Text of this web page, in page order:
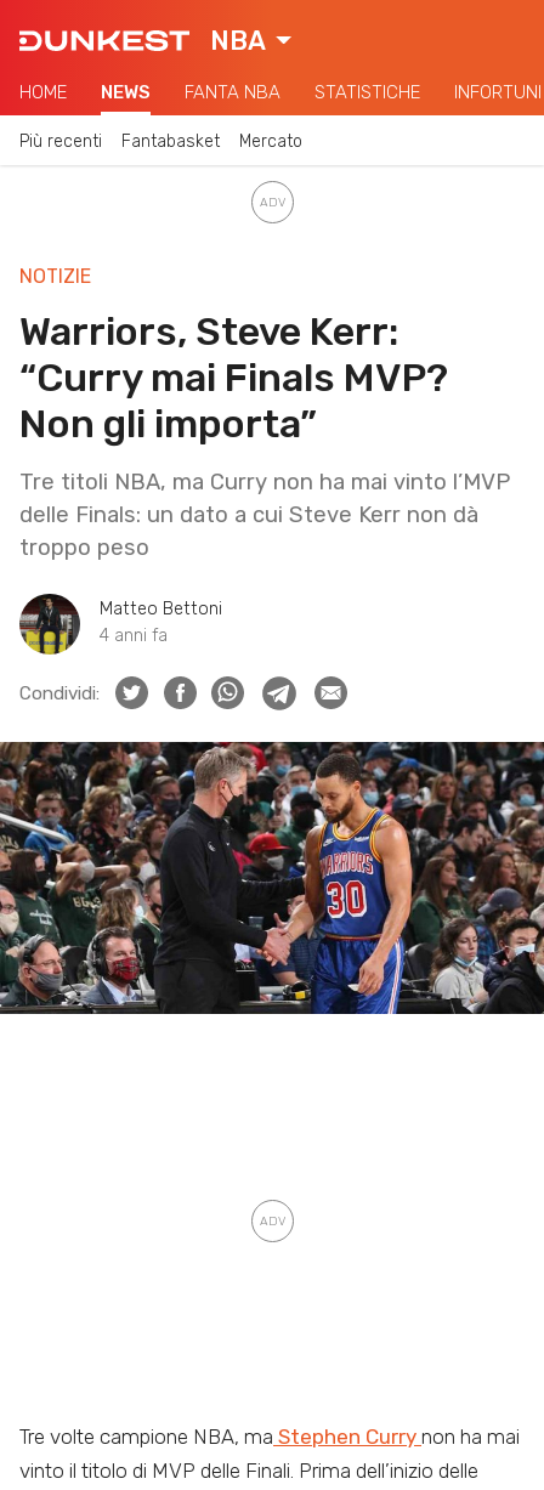
NBA
HOME NEWS FANTA NBA STATISTICHE INFORTUNI
Più recenti Fantabasket Mercato
NOTIZIE
Warriors, Steve Kerr:
“Curry mai Finals MVP?
Non gli importa”
Tre titoli NBA, ma Curry non ha mai vinto l’MVP
delle Finals: un dato a cui Steve Kerr non dà
troppo peso
Matteo Bettoni
4 anni fa
Condividi:
Tre volte campione NBA, ma Stephen Curry non ha mai
vinto il titolo di MVP delle Finali. Prima dell’inizio delle